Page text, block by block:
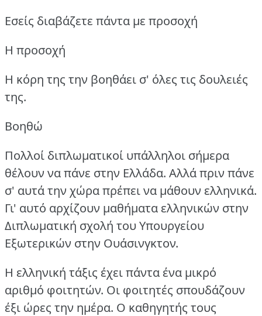
Εσείς διαβάζετε πάντα με προσοχή
Η προσοχή
Η κόρη της την βοηθάει σ' όλες τις δουλειές
της.
Βοηθώ
Πολλοί διπλωματικοί υπάλληλοι σήμερα
θέλουν να πάνε στην Ελλάδα. Αλλά πριν πάνε
σ' αυτά την χώρα πρέπει να μάθουν ελληνικά.
Γι' αυτό αρχίζουν μαθήματα ελληνικών στην
Διπλωματική σχολή του Υπουργείου
Εξωτερικών στην Ουάσινγκτον.
Η ελληνική τάξις έχει πάντα ένα μικρό
αριθμό φοιτητών. Οι φοιτητές σπουδάζουν
έξι ώρες την ημέρα. Ο καθηγητής τους